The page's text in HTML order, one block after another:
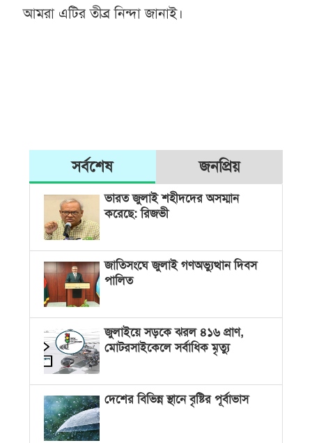
আমরা এটির তীব্র নিন্দা জানাই।
সর্বশেষ জনপ্রিয়
ভারত জুলাই শহীদদের অসম্মান
করেছে: রিজভী
জাতিসংঘে জুলাই গণঅভ্যুত্থান দিবস
পালিত
জুলাইয়ে সড়কে ঝরল ৪১৬ প্রাণ,
মোটরসাইকেলে সর্বাধিক মৃত্যু
দেশের বিভিন্ন স্থানে বৃষ্টির পূর্বাভাস